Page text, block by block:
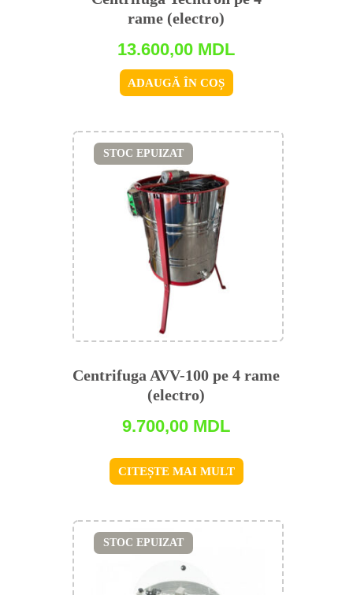
rame (electro)
13.600,00 MDL
ADAUGĂ ÎN COȘ
Centrifuga AVV-100 pe 4 rame
(electro)
9.700,00 MDL
CITEȘTE MAI MULT
STOC EPUIZAT
STOC EPUIZAT